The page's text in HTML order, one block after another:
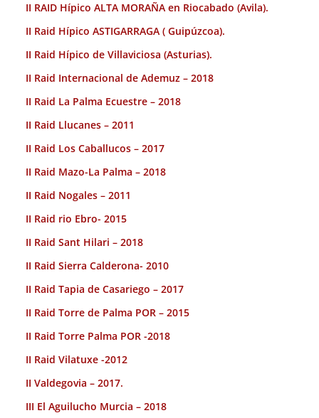
II RAID Hípico ALTA MORAÑA en Riocabado (Avila).
II Raid Hípico ASTIGARRAGA ( Guipúzcoa).
II Raid Hípico de Villaviciosa (Asturias).
II Raid Internacional de Ademuz – 2018
II Raid La Palma Ecuestre – 2018
II Raid Llucanes – 2011
II Raid Los Caballucos – 2017
II Raid Mazo-La Palma – 2018
II Raid Nogales – 2011
II Raid rio Ebro- 2015
II Raid Sant Hilari – 2018
II Raid Sierra Calderona- 2010
II Raid Tapia de Casariego – 2017
II Raid Torre de Palma POR – 2015
II Raid Torre Palma POR -2018
II Raid Vilatuxe -2012
II Valdegovia – 2017.
III El Aguilucho Murcia – 2018